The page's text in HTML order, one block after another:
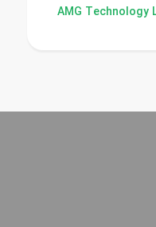
AMG Technology